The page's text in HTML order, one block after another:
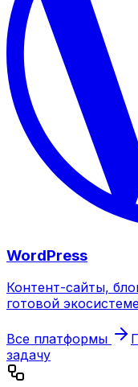
WordPress
Контент-сайты,
готовой
Все платформы
задачу